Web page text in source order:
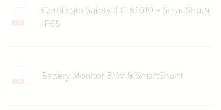
Certificate Safety IEC 61010 - SmartShunt
IP65
Battery Monitor BMV & SmartShunt